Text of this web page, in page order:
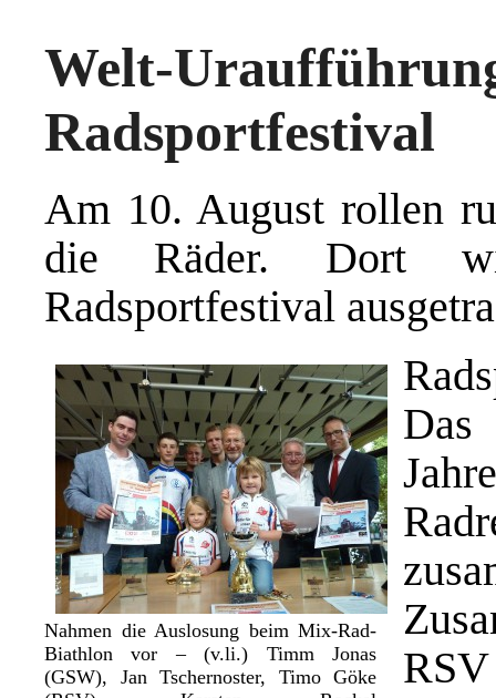
Welt-
Radsportfestival
Am 10. August rollen
die Räder. Dort
Radsportfestival
Nahmen die Auslosung beim Mix-Rad-
Biathlon vor – (v.li.) Timm Jonas
(GSW), Jan Tschernoster, Timo Göke
Das